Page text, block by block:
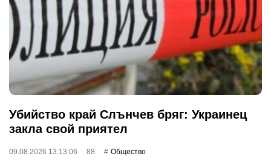
Убийство край Слънчев бряг: Украинец
закла свой приятел
09.08.2026 13:13:06 88 Общество